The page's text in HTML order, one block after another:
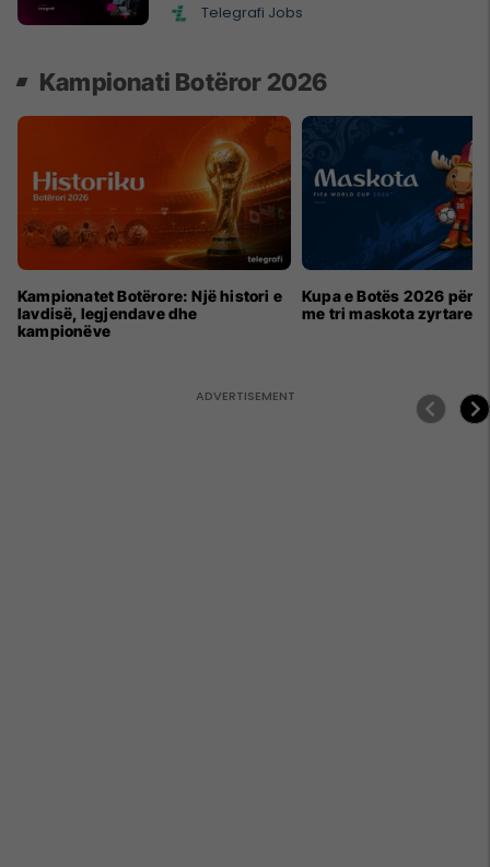
Telegrafi Jobs
Kampionati Botëror 2026
Kampionatet Botërore: Një histori e
lavdisë, legjendave dhe
kampionëve
Kupa e Botës 2026 për
me tri maskota zyrtare